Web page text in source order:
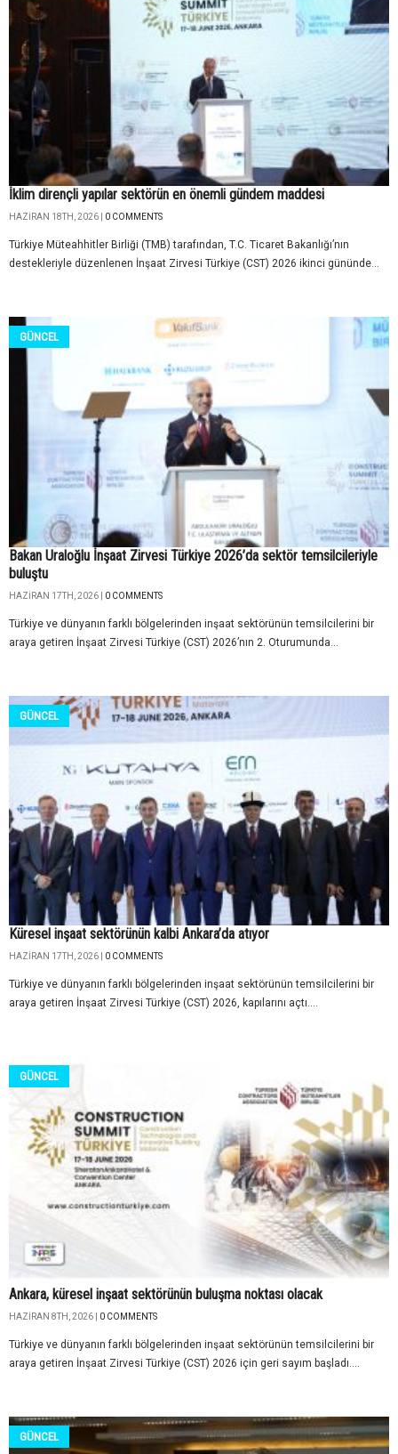
İklim dirençli yapılar sektörün en önemli gündem maddesi
HAZIRAN 18TH, 2026 | 0 COMMENTS
Türkiye Müteahhitler Birliği (TMB) tarafından, T.C. Ticaret Bakanlığı’nın
destekleriyle düzenlenen İnşaat Zirvesi Türkiye (CST) 2026 ikinci gününde...
GÜNCEL
Bakan Uraloğlu İnşaat Zirvesi Türkiye 2026’da sektör temsilcileriyle
buluştu
HAZIRAN 17TH, 2026 | 0 COMMENTS
Türkiye ve dünyanın farklı bölgelerinden inşaat sektörünün temsilcilerini bir
araya getiren İnşaat Zirvesi Türkiye (CST) 2026’nın 2. Oturumunda...
GÜNCEL
Küresel inşaat sektörünün kalbi Ankara’da atıyor
HAZIRAN 17TH, 2026 | 0 COMMENTS
Türkiye ve dünyanın farklı bölgelerinden inşaat sektörünün temsilcilerini bir
araya getiren İnşaat Zirvesi Türkiye (CST) 2026, kapılarını açtı....
GÜNCEL
Ankara, küresel inşaat sektörünün buluşma noktası olacak
HAZIRAN 8TH, 2026 | 0 COMMENTS
Türkiye ve dünyanın farklı bölgelerinden inşaat sektörünün temsilcilerini bir
araya getiren İnşaat Zirvesi Türkiye (CST) 2026 için geri sayım başladı....
GÜNCEL